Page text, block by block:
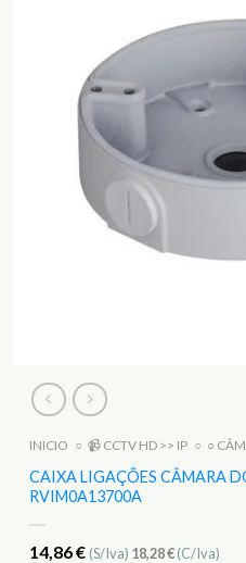
INICIO ○ 📹 CCTV HD >> IP ○ ○
CAIXA LIGAÇÕES CÂMARA
RVIM0A13700A
14,86€ (S/Iva) 18,28€(C/Iva)